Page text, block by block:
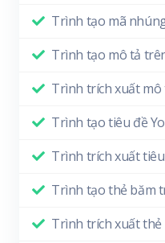
Trình tạo mã
Trình tạo mô tả
Trình trích xuất
Trình tạo tiêu đề
Trình trích xuất
Trình tạo thẻ băm
Trình trích xuất